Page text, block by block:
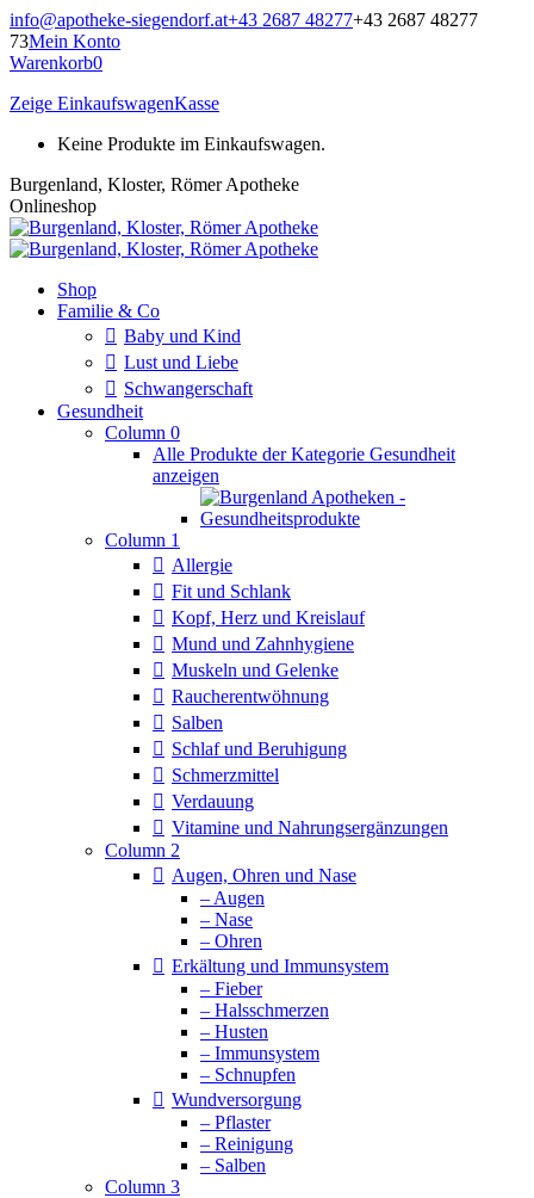
Zum
Inhalt
springen
info@apotheke-siegendorf.at+43 2687 48277+43 2687 48277
73Mein Konto
Warenkorb0
Zeige EinkaufswagenKasse
Keine Produkte im Einkaufswagen.
Burgenland, Kloster, Römer Apotheke
Onlineshop
Shop
Familie & Co
Baby und Kind
Lust und Liebe
Schwangerschaft
Gesundheit
Column 0
Alle Produkte der Kategorie Gesundheit
anzeigen
Column 1
Allergie
Fit und Schlank
Kopf, Herz und Kreislauf
Mund und Zahnhygiene
Muskeln und Gelenke
Raucherentwöhnung
Salben
Schlaf und Beruhigung
Schmerzmittel
Verdauung
Vitamine und Nahrungsergänzungen
Column 2
Augen, Ohren und Nase
– Augen
– Nase
– Ohren
Erkältung und Immunsystem
– Fieber
– Halsschmerzen
– Husten
– Immunsystem
– Schnupfen
Wundversorgung
– Pflaster
– Reinigung
– Salben
Column 3